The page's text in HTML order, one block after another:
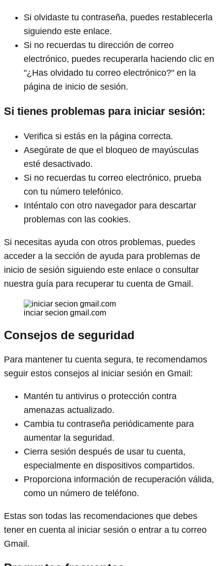
Si olvidaste tu contraseña, puedes restablecerla
siguiendo este enlace.
Si no recuerdas tu dirección de correo
electrónico, puedes recuperarla haciendo clic en
"¿Has olvidado tu correo electrónico?" en la
página de inicio de sesión.
Si tienes problemas para iniciar sesión:
Verifica si estás en la página correcta.
Asegúrate de que el bloqueo de mayúsculas
esté desactivado.
Si no recuerdas tu correo electrónico, prueba
con tu número telefónico.
Inténtalo con otro navegador para descartar
problemas con las cookies.
Si necesitas ayuda con otros problemas, puedes
acceder a la sección de ayuda para problemas de
inicio de sesión siguiendo este enlace o consultar
nuestra guía para recuperar tu cuenta de Gmail.
inciar secion gmail.com
Consejos de seguridad
Para mantener tu cuenta segura, te recomendamos
seguir estos consejos al iniciar sesión en Gmail:
Mantén tu antivirus o protección contra
amenazas actualizado.
Cambia tu contraseña periódicamente para
aumentar la seguridad.
Cierra sesión después de usar tu cuenta,
especialmente en dispositivos compartidos.
Proporciona información de recuperación válida,
como un número de teléfono.
Estas son todas las recomendaciones que debes
tener en cuenta al iniciar sesión o entrar a tu correo
Gmail.